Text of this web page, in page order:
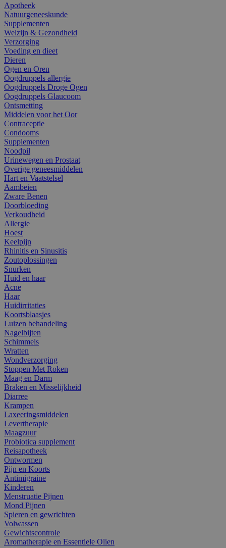
Apotheek
Natuurgeneeskunde
Supplementen
Welzijn & Gezondheid
Verzorging
Voeding en dieet
Dieren
Ogen en Oren
Oogdruppels allergie
Oogdruppels Droge Ogen
Oogdruppels Glaucoom
Ontsmetting
Middelen voor het Oor
Contraceptie
Condooms
Supplementen
Noodpil
Urinewegen en Prostaat
Overige geneesmiddelen
Hart en Vaatstelsel
Aambeien
Zware Benen
Doorbloeding
Verkoudheid
Allergie
Hoest
Keelpijn
Rhinitis en Sinusitis
Zoutoplossingen
Snurken
Huid en haar
Acne
Haar
Huidirritaties
Koortsblaasjes
Luizen behandeling
Nagelbijten
Schimmels
Wratten
Wondverzorging
Stoppen Met Roken
Maag en Darm
Braken en Misselijkheid
Diarree
Krampen
Laxeeringsmiddelen
Levertherapie
Maagzuur
Probiotica supplement
Reisapotheek
Ontwormen
Pijn en Koorts
Antimigraine
Kinderen
Menstruatie Pijnen
Mond Pijnen
Spieren en gewrichten
Volwassen
Gewichtscontrole
Aromatherapie en Essentiele Olien